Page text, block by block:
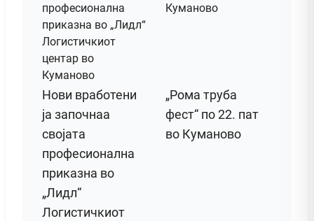
Нови вработени
ја започнаа
својата
професионална
приказна во
„Лидл“
Логистичкиот
„Рома труба
фест“ по 22. пат
во Куманово